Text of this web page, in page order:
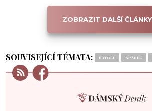
ZOBRAZIT DALŠÍ ČLÁNKY
SOUVISEJÍCÍ TÉMATA: BATOLE SPÁNEK